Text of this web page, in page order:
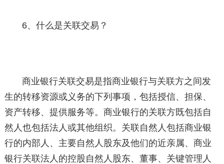
6、什么是关联交易？
商业银行关联交易是指商业银行与关联方之间发
生的转移资源或义务的下列事项，包括授信、担保、
资产转移、提供服务等。商业银行的关联方既包括自
然人也包括法人或其他组织。关联自然人包括商业银
行的内部人、主要自然人股东及他们的近亲属、商业
银行关联法人的控股自然人股东、董事、关键管理人